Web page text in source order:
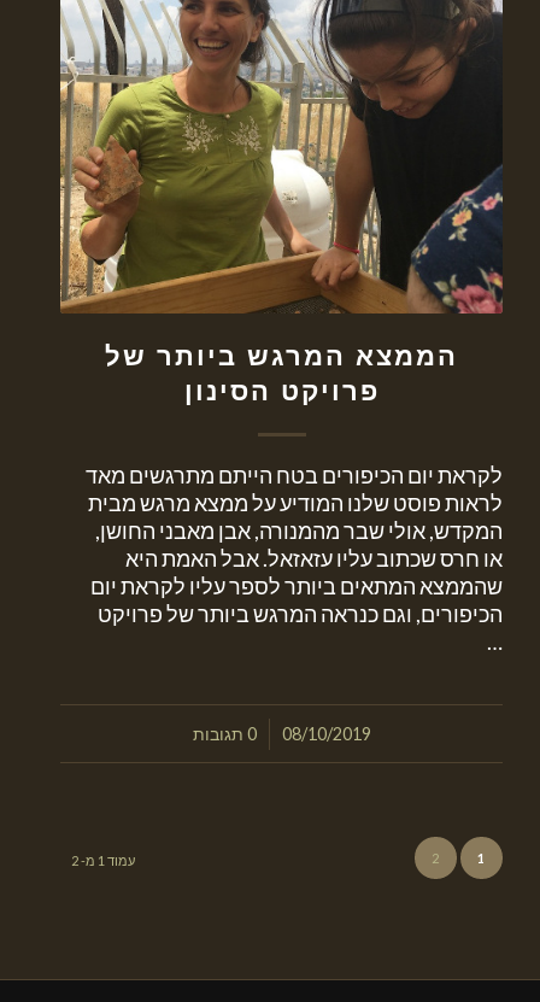
הממצא המרגש ביותר של
פרויקט הסינון
לקראת יום הכיפורים בטח הייתם מתרגשים מאד
לראות פוסט שלנו המודיע על ממצא מרגש מבית
המקדש, אולי שבר מהמנורה, אבן מאבני החושן,
או חרס שכתוב עליו עזאזאל. אבל האמת היא
שהממצא המתאים ביותר לספר עליו לקראת יום
הכיפורים, וגם כנראה המרגש ביותר של פרויקט
…
08/10/2019
/ 0 תגובות
עמוד 1 מ- 2 1
2